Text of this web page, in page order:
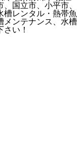
国立市、小平市、
槽レンタル・熱帯魚
メンテナンス、水槽
い！